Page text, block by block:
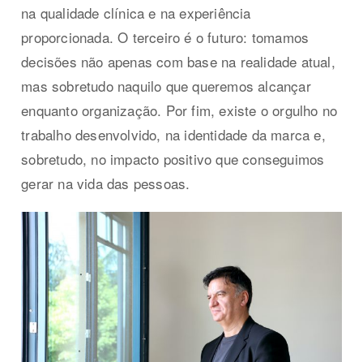
na qualidade clínica e na experiência
proporcionada. O terceiro é o futuro: tomamos
decisões não apenas com base na realidade atual,
mas sobretudo naquilo que queremos alcançar
enquanto organização. Por fim, existe o orgulho no
trabalho desenvolvido, na identidade da marca e,
sobretudo, no impacto positivo que conseguimos
gerar na vida das pessoas.